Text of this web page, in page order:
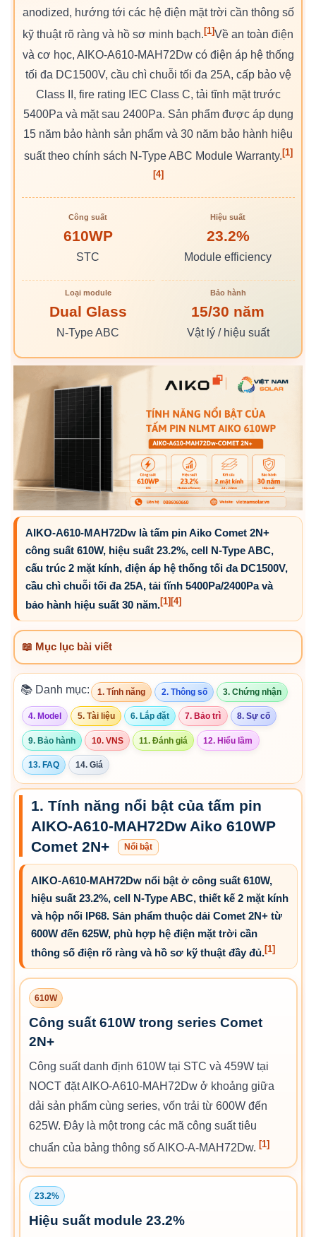
anodized, hướng tới các hệ điện mặt trời cần thông số
kỹ thuật rõ ràng và hồ sơ minh bạch. [1]Về an toàn điện
và cơ học, AIKO-A610-MAH72Dw có điện áp hệ thống
tối đa DC1500V, cầu chì chuỗi tối đa 25A, cấp bảo vệ
Class II, fire rating IEC Class C, tải tĩnh mặt trước
5400Pa và mặt sau 2400Pa. Sản phẩm được áp dụng
15 năm bảo hành sản phẩm và 30 năm bảo hành hiệu
suất theo chính sách N-Type ABC Module Warranty.[1]
[4]
Công suất
610WP
STC
Hiệu suất
23.2%
Module efficiency
Loại module
Dual Glass
N-Type ABC
Bảo hành
15/30 năm
Vật lý / hiệu suất
AIKO-A610-MAH72Dw là tấm pin Aiko Comet 2N+
công suất 610W, hiệu suất 23.2%, cell N-Type ABC,
cấu trúc 2 mặt kính, điện áp hệ thống tối đa DC1500V,
cầu chì chuỗi tối đa 25A, tải tĩnh 5400Pa/2400Pa và
bảo hành hiệu suất 30 năm.[1] [4]
📖 Mục lục bài viết
📚 Danh mục: 1. Tính năng 2. Thông số 3. Chứng nhận
4. Model 5. Tài liệu 6. Lắp đặt 7. Bảo trì 8. Sự cố
9. Bảo hành 10. VNS 11. Đánh giá 12. Hiểu lầm
13. FAQ 14. Giá
1. Tính năng nổi bật của tấm pin
AIKO-A610-MAH72Dw Aiko 610WP
Comet 2N+
Nổi bật
AIKO-A610-MAH72Dw nổi bật ở công suất 610W,
hiệu suất 23.2%, cell N-Type ABC, thiết kế 2 mặt kính
và hộp nối IP68. Sản phẩm thuộc dải Comet 2N+ từ
600W đến 625W, phù hợp hệ điện mặt trời cần
thông số điện rõ ràng và hồ sơ kỹ thuật đầy đủ.[1]
610W
Công suất 610W trong series Comet
2N+
Công suất danh định 610W tại STC và 459W tại
NOCT đặt AIKO-A610-MAH72Dw ở khoảng giữa
dải sản phẩm cùng series, vốn trải từ 600W đến
625W. Đây là một trong các mã công suất tiêu
chuẩn của bảng thông số AIKO-A-MAH72Dw. [1]
23.2%
Hiệu suất module 23.2%